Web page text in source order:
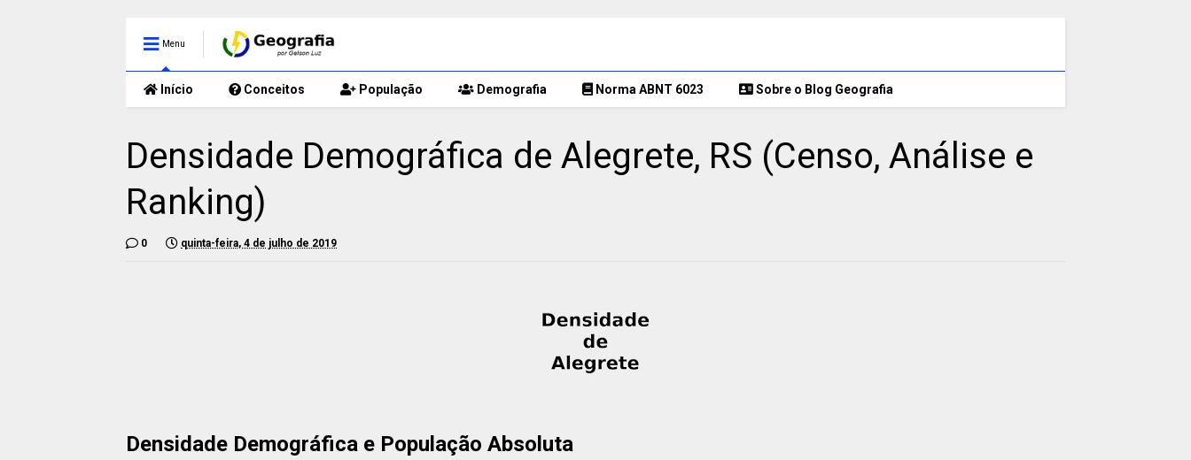
Menu
Início Conceitos População Demografia Norma ABNT 6023 Sobre o Blog Geografia
Densidade Demográfica de Alegrete, RS (Censo, Análise e
Ranking)
0 quinta-feira, 4 de julho de 2019
Densidade Demográfica e População Absoluta